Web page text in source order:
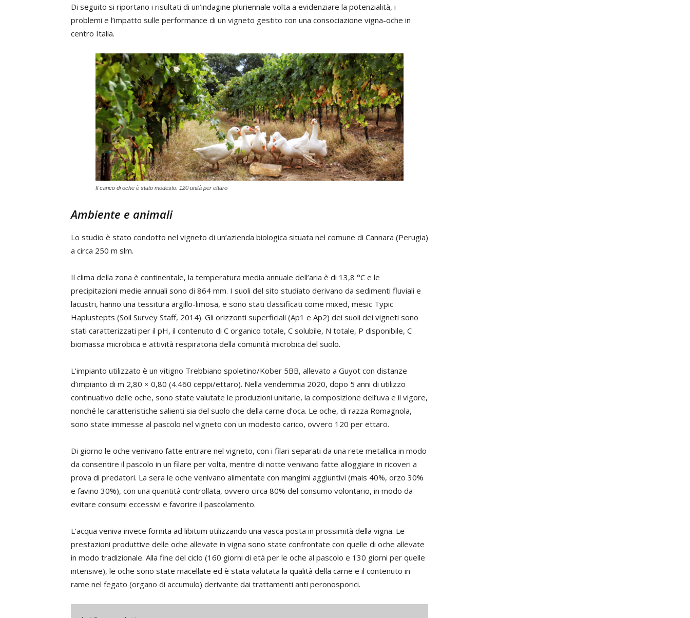
Di seguito si riportano i risultati di un’indagine pluriennale volta a evidenziare la potenzialità, i
problemi e l’impatto sulle performance di un vigneto gestito con una consociazione vigna-oche in
centro Italia.
Il carico di oche è stato modesto: 120 unità per ettaro
Ambiente e animali
Lo studio è stato condotto nel vigneto di un’azienda biologica situata nel comune di Cannara (Perugia)
a circa 250 m slm.
Il clima della zona è continentale, la temperatura media annuale dell’aria è di 13,8 °C e le
precipitazioni medie annuali sono di 864 mm. I suoli del sito studiato derivano da sedimenti fluviali e
lacustri, hanno una tessitura argillo-limosa, e sono stati classificati come mixed, mesic Typic
Haplustepts (Soil Survey Staff, 2014). Gli orizzonti superficiali (Ap1 e Ap2) dei suoli dei vigneti sono
stati caratterizzati per il pH, il contenuto di C organico totale, C solubile, N totale, P disponibile, C
biomassa microbica e attività respiratoria della comunità microbica del suolo.
L’impianto utilizzato è un vitigno Trebbiano spoletino/Kober 5BB, allevato a Guyot con distanze
d’impianto di m 2,80 × 0,80 (4.460 ceppi/ettaro). Nella vendemmia 2020, dopo 5 anni di utilizzo
continuativo delle oche, sono state valutate le produzioni unitarie, la composizione dell’uva e il vigore,
nonché le caratteristiche salienti sia del suolo che della carne d’oca. Le oche, di razza Romagnola,
sono state immesse al pascolo nel vigneto con un modesto carico, ovvero 120 per ettaro.
Di giorno le oche venivano fatte entrare nel vigneto, con i filari separati da una rete metallica in modo
da consentire il pascolo in un filare per volta, mentre di notte venivano fatte alloggiare in ricoveri a
prova di predatori. La sera le oche venivano alimentate con mangimi aggiuntivi (mais 40%, orzo 30%
e favino 30%), con una quantità controllata, ovvero circa 80% del consumo volontario, in modo da
evitare consumi eccessivi e favorire il pascolamento.
L’acqua veniva invece fornita ad libitum utilizzando una vasca posta in prossimità della vigna. Le
prestazioni produttive delle oche allevate in vigna sono state confrontate con quelle di oche allevate
in modo tradizionale. Alla fine del ciclo (160 giorni di età per le oche al pascolo e 130 giorni per quelle
intensive), le oche sono state macellate ed è stata valutata la qualità della carne e il contenuto in
rame nel fegato (organo di accumulo) derivante dai trattamenti anti peronosporici.